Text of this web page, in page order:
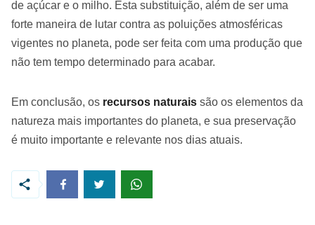
de açúcar e o milho. Esta substituição, além de ser uma
forte maneira de lutar contra as poluições atmosféricas
vigentes no planeta, pode ser feita com uma produção que
não tem tempo determinado para acabar.
Em conclusão, os recursos naturais são os elementos da
natureza mais importantes do planeta, e sua preservação
é muito importante e relevante nos dias atuais.